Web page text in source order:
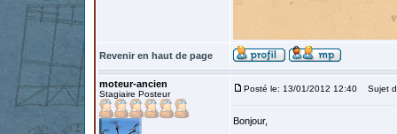
Revenir en haut de page
moteur-ancien
Stagiaire Posteur
Posté le: 13/01/2012 12:40 Sujet
Bonjour,